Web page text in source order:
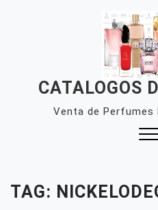
CATALOGOS
Venta de Perfumes
TAG: